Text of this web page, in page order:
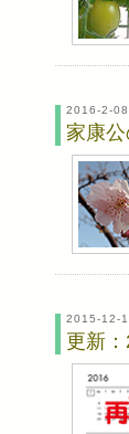
2016-2-08
家康公
2015-12-
更新